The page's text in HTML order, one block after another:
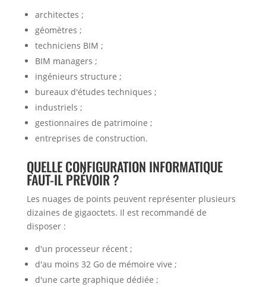
architectes ;
géomètres ;
techniciens BIM ;
BIM managers ;
ingénieurs structure ;
bureaux d'études techniques ;
industriels ;
gestionnaires de patrimoine ;
entreprises de construction.
QUELLE CONFIGURATION INFORMATIQUE
FAUT-IL PRÉVOIR ?
Les nuages de points peuvent représenter plusieurs
dizaines de gigaoctets. Il est recommandé de
disposer :
d'un processeur récent ;
d'au moins 32 Go de mémoire vive ;
d'une carte graphique dédiée ;